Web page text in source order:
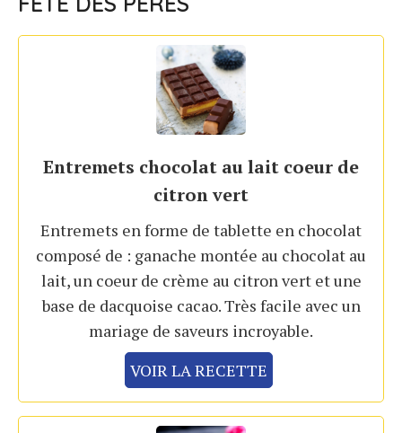
Entremets chocolat au lait coeur de
citron vert
Entremets en forme de tablette en chocolat
composé de : ganache montée au chocolat au
lait, un coeur de crème au citron vert et une
base de dacquoise cacao. Très facile avec un
mariage de saveurs incroyable.
VOIR LA RECETTE